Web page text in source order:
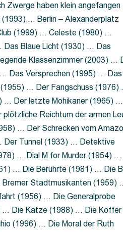
Zwerge haben klein angefangen
… Berlin – Alexanderplatz
(1999) … Celeste (1980) …
Das Blaue Licht (1930) … Das
Klassenzimmer (2003) …
Das Versprechen (1995) … Das
… Der Fangschuss (1976)
… Der letzte Mohikaner (1965) …
Reichtum der armen
… Der Schrecken vom
Tunnel (1933) … Detektive
… Dial M for Murder (1954) …
… Die Berührte (1981) … Die
Stadtmusikanten (1959)
(1956) … Die Generalprobe
… Die Katze (1988) … Die Koffer
(1996) … Die Moral der Ruth